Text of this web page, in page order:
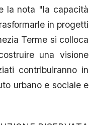
la nota "la capacità
in progetti
Terme si colloca
una visione
contribuiranno in
urbano e sociale e